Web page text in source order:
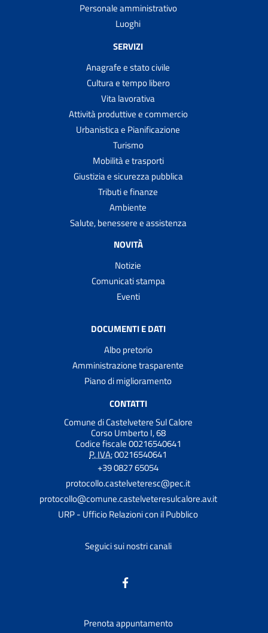
Personale amministrativo
Luoghi
SERVIZI
Anagrafe e stato civile
Cultura e tempo libero
Vita lavorativa
Attività produttive e commercio
Urbanistica e Pianificazione
Turismo
Mobilità e trasporti
Giustizia e sicurezza pubblica
Tributi e finanze
Ambiente
Salute, benessere e assistenza
NOVITÀ
Notizie
Comunicati stampa
Eventi
DOCUMENTI E DATI
Albo pretorio
Amministrazione trasparente
Piano di miglioramento
CONTATTI
Comune di Castelvetere Sul Calore
Corso Umberto I, 68
Codice fiscale 00216540641
P. IVA:00216540641
+39 0827 65054
protocollo.castelveteresc@pec.it
protocollo@comune.castelveteresulcalore.av.it
URP - Ufficio Relazioni con il Pubblico
Seguici sui nostri canali
Prenota appuntamento